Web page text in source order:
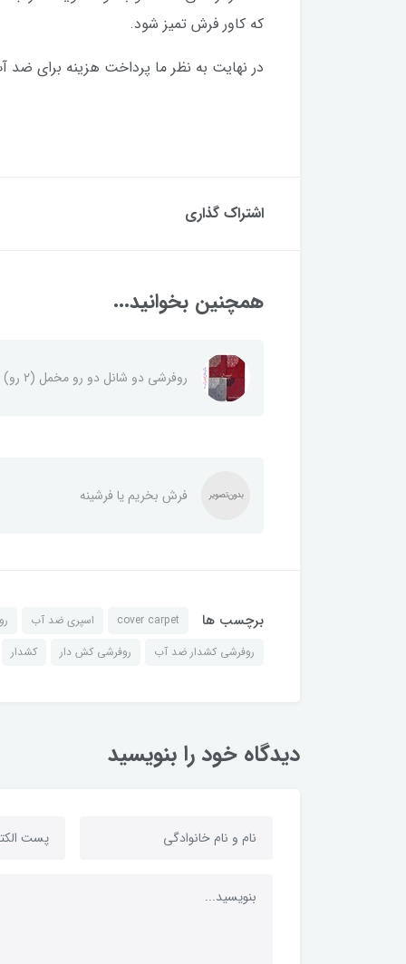
که کاور فرش تمیز شود.
در نهایت به نظر ما پرداخت هزینه برای
اشتراک گذاری
همچنین بخوانید...
روفرشی دو شانل دو رو مخمل (۲ رو)
فرش بخریم یا فرشینه
برچسب ها cover carpet اسپری ضد آب
روفرشی کشدار ضد آب
روفرشی کش دار کشدار
دیدگاه خود را بنویسید